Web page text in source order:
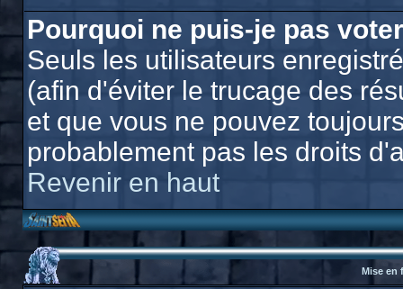
Pourquoi ne puis-je pas
Seuls les utilisateurs
(afin d'éviter le trucage des
et que vous ne pouvez
probablement pas les droits
Revenir en haut
Mise en